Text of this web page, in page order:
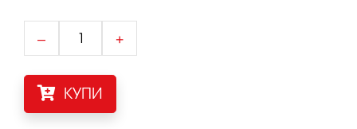
– +
КУПИ